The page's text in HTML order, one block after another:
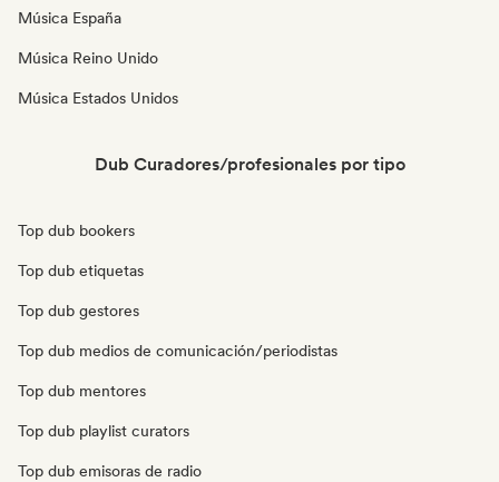
Música España
Música Reino Unido
Música Estados Unidos
Dub Curadores/profesionales por tipo
Top dub bookers
Top dub etiquetas
Top dub gestores
Top dub medios de comunicación/periodistas
Top dub mentores
Top dub playlist curators
Top dub emisoras de radio